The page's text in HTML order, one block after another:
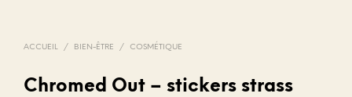
ACCUEIL / BIEN-ÊTRE / COSMÉTIQUE
Chromed Out – stickers strass